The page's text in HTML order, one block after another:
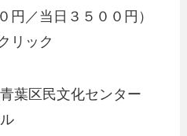
円／当日３５００円）
リック
葉区民文化センター